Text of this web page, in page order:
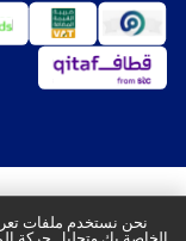
نحن نستخدم ملفات